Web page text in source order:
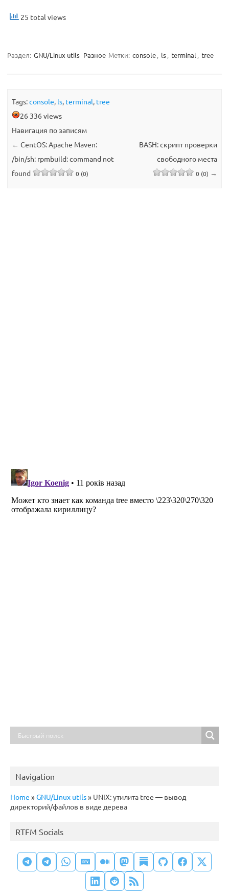
25 total views
Раздел: GNU/Linux utils Разное Метки: console, ls, terminal , tree
Tags:console, ls, terminal, tree
26 336 views
Навигация по записям
← CentOS: Apache Maven:
/bin/sh: rpmbuild: command not
found
0 (0)
BASH: скрипт проверки
свободного места
0 (0) →
Navigation
Home »GNU/Linux utils» UNIX: утилита tree — вывод
директорий/файлов в виде дерева
RTFM Socials